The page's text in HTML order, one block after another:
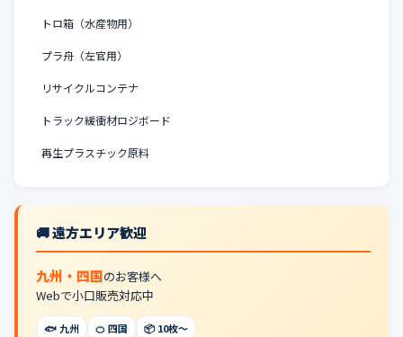
トロ箱（水産物用）
プラ舟（左官用）
リサイクルコンテナ
トラック緩衝材ロジボード
再生プラスチック原料
🚚 遠方エリア歓迎
九州・四国のお客様へ
Webで小口販売対応中
🐟 九州 🍊 四国 📦 10枚〜